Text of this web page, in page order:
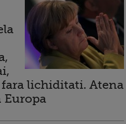
lichiditati. Atena
Europa